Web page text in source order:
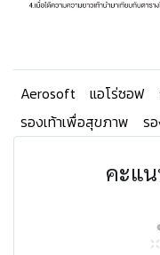
Aerosoft แอโร่ซอฟ
รองเท้าเพื่อสุขภาพ
ร
คะแ